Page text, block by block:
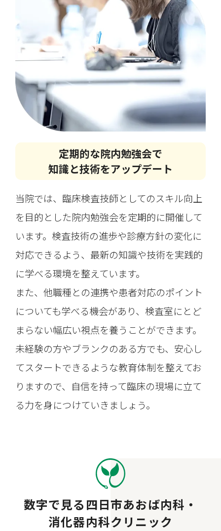
定期的な院内勉強会で
知識と技術をアップデート
当院では、臨床検査技師としてのスキル向上
を目的とした院内勉強会を定期的に開催して
います。検査技術の進歩や診療方針の変化に
対応できるよう、最新の知識や技術を実践的
に学べる環境を整えています。
また、他職種との連携や患者対応のポイント
についても学べる機会があり、検査室にとど
まらない幅広い視点を養うことができます。
未経験の方やブランクのある方でも、安心し
てスタートできるような教育体制を整えてお
りますので、自信を持って臨床の現場に立て
る力を身につけていきましょう。
数字で見る四日市あおば内科・
消化器内科クリニック